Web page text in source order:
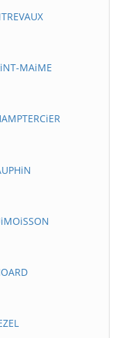
MAiME